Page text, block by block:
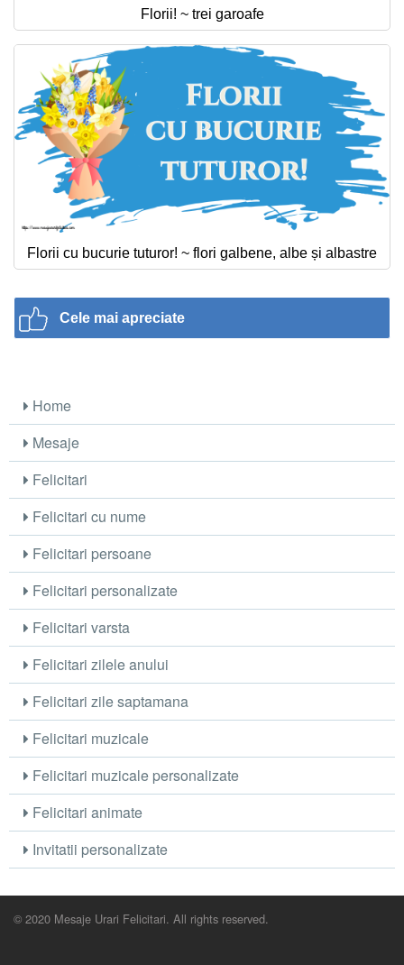
Florii! ~ trei garoafe
Florii cu bucurie tuturor! ~ flori galbene, albe și albastre
Cele mai apreciate
Home
Mesaje
Felicitari
Felicitari cu nume
Felicitari persoane
Felicitari personalizate
Felicitari varsta
Felicitari zilele anului
Felicitari zile saptamana
Felicitari muzicale
Felicitari muzicale personalizate
Felicitari animate
Invitatii personalizate
© 2020 Mesaje Urari Felicitari. All rights reserved.